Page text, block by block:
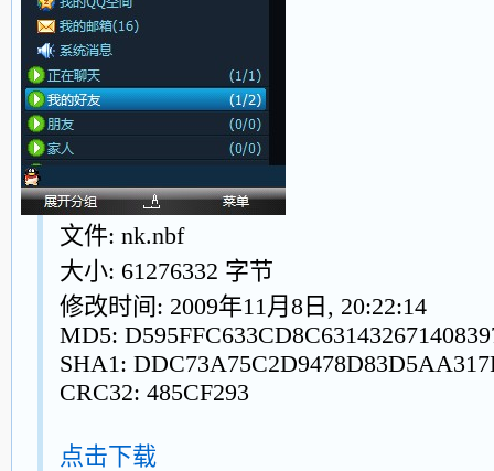
文件: nk.nbf
大小: 61276332 字节
修改时间: 2009年11月8日, 20:22:14
MD5:
SHA1:
CRC32: 485CF293
点击下载